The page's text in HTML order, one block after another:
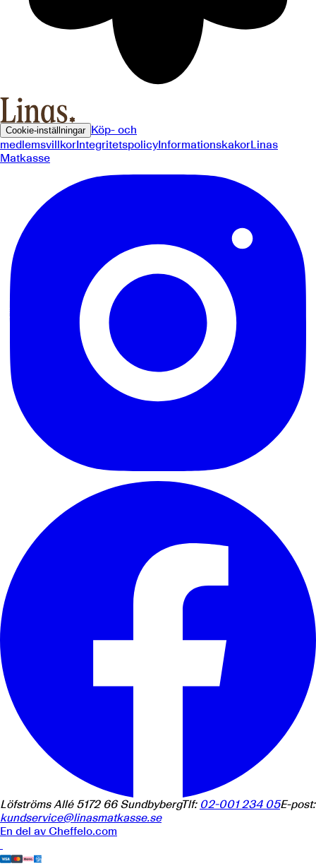
Cookie-inställningar Köp- och
medlemsvillkorIntegritetspolicyInformationskakorLinas
Matkasse
Löfströms Allé 5172 66 SundbybergTlf: 02-001 234 05E-post:
kundservice@linasmatkasse.se
En del av Cheffelo.com